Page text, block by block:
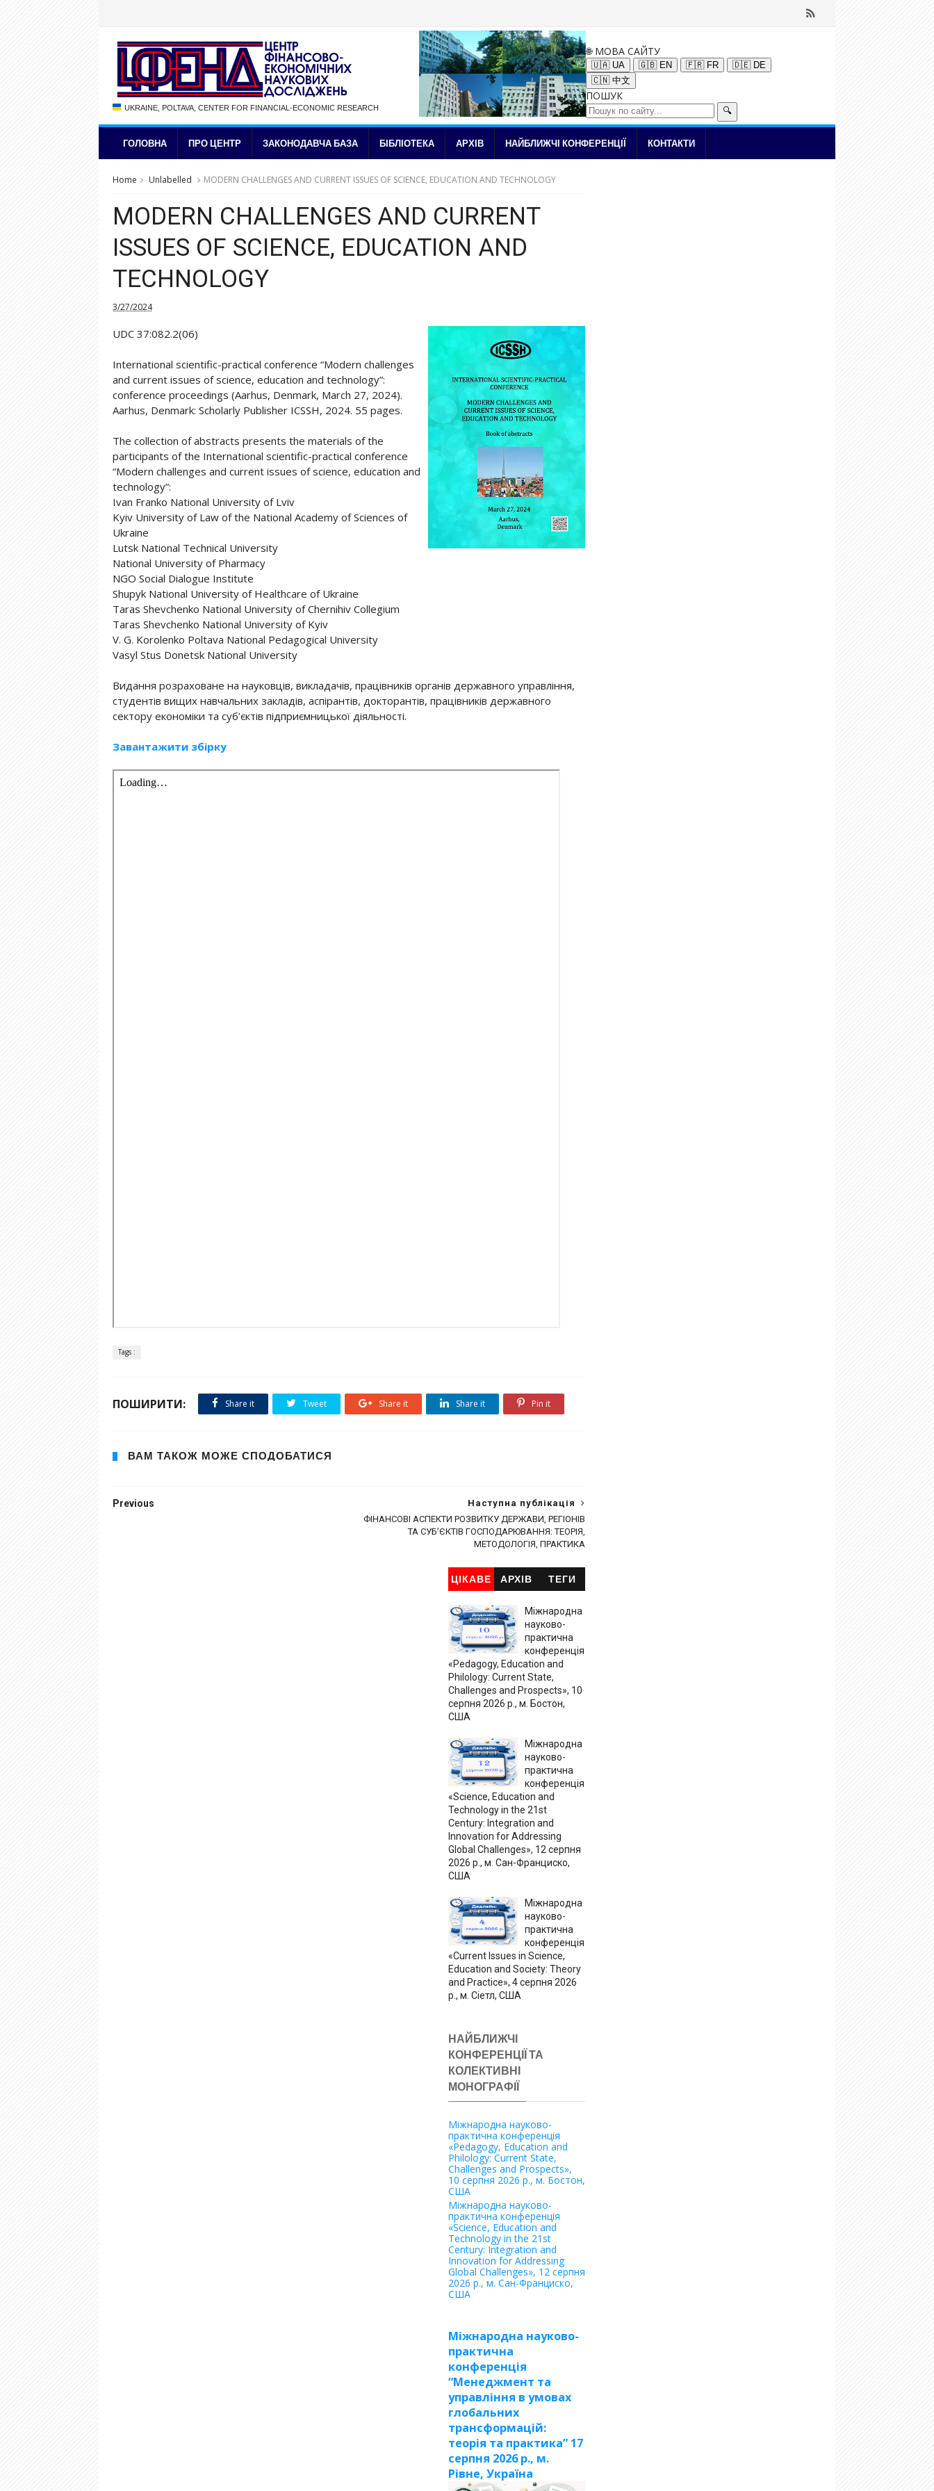
UKRAINE, POLTAVA, CENTER FOR FINANCIAL-ECONOMIC RESEARCH
🌐 МОВА САЙТУ
🇺🇦 UA 🇬🇧 EN 🇫🇷 FR
🇩🇪 DE
🇨🇳 中文
ПОШУК
🔍
✉ Підписка на новини
ГОЛОВНА ПРО ЦЕНТР ЗАКОНОДАВЧА БАЗА БІБЛІОТЕКА АРХІВ НАЙБЛИЖЧІ КОНФЕРЕНЦІЇ КОНТАКТИ
Home Unlabelled MODERN CHALLENGES AND CURRENT ISSUES OF SCIENCE, EDUCATION AND TECHNOLOGY
MODERN CHALLENGES AND CURRENT
ISSUES OF SCIENCE, EDUCATION AND
TECHNOLOGY
3/27/2024
UDC 37:082.2(06)
International scientific-practical conference “Modern challenges
and current issues of science, education and technology”:
conference proceedings (Aarhus, Denmark, March 27, 2024).
Aarhus, Denmark: Scholarly Publisher ICSSH, 2024. 55 pages.
The collection of abstracts presents the materials of the
participants of the International scientific-practical conference
“Modern challenges and current issues of science, education and
technology”:
Ivan Franko National University of Lviv
Kyiv University of Law of the National Academy of Sciences of
Ukraine
Lutsk National Technical University
National University of Pharmacy
NGO Social Dialogue Institute
Shupyk National University of Healthcare of Ukraine
Taras Shevchenko National University of Chernihiv Collegium
Taras Shevchenko National University of Kyiv
V. G. Korolenko Poltava National Pedagogical University
Vasyl Stus Donetsk National University
Видання розраховане на науковців, викладачів, працівників органів державного управління,
студентів вищих навчальних закладів, аспірантів, докторантів, працівників державного
сектору економіки та суб’єктів підприємницької діяльності.
Завантажити збірку
Tags :
ПОШИРИТИ: Share it Tweet Share it Share it Pin it
ВАМ ТАКОЖ МОЖЕ СПОДОБАТИСЯ
Наступна публікація
ФІНАНСОВІ АСПЕКТИ РОЗВИТКУ ДЕРЖАВИ, РЕГІОНІВ
ТА СУБ’ЄКТІВ ГОСПОДАРЮВАННЯ: ТЕОРІЯ,
МЕТОДОЛОГІЯ, ПРАКТИКА
Previous
ЦІКАВЕ АРХІВ ТЕГИ
Міжнародна
науково-
практична
конференція
«Pedagogy, Education and
Philology: Current State,
Challenges and Prospects», 10
серпня 2026 р., м. Бостон,
США
Міжнародна
науково-
практична
конференція
«Science, Education and
Technology in the 21st
Century: Integration and
Innovation for Addressing
Global Challenges», 12 серпня
2026 р., м. Сан-Франциско,
США
Міжнародна
науково-
практична
конференція
«Current Issues in Science,
Education and Society: Theory
and Practice», 4 серпня 2026
р., м. Сіетл, США
НАЙБЛИЖЧІ
КОНФЕРЕНЦІЇ ТА
КОЛЕКТИВНІ
МОНОГРАФІЇ
Міжнародна науково-
практична конференція
«Pedagogy, Education and
Philology: Current State,
Challenges and Prospects»,
10 серпня 2026 р., м. Бостон,
США
Міжнародна науково-
практична конференція
«Science, Education and
Technology in the 21st
Century: Integration and
Innovation for Addressing
Global Challenges», 12 серпня
2026 р., м. Сан-Франциско,
США
Міжнародна науково-
практична
конференція
“Менеджмент та
управління в умовах
глобальних
трансформацій:
теорія та практика” 17
серпня 2026 р., м.
Рівне, Україна